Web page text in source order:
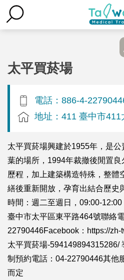
太平買菸場
電話：886-4-
地址：411 臺中市
太平買菸場興建於1955年，是
葉的場所，1994年裁撤後閒置
歷程，加上建築構造特殊，整體
繕後重新開放，孕育出結合歷史
時間：週二至週日，09:00-12:00
臺中市太平區東平路464號聯絡
22790446Facebook：https://
太平買菸場-594149894315286/
制預約電話：04-22790446其他
而定